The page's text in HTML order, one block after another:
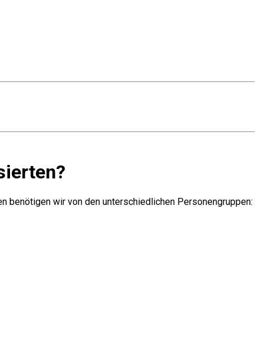
benötigen wir von den unterschiedlichen Personengruppen: